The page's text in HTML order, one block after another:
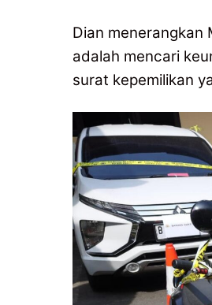
Dian menerangkan
adalah mencari
surat kepemilikan